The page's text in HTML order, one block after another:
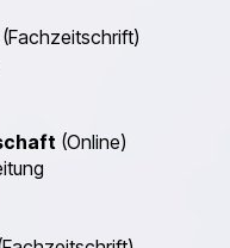
(Fachzeitschrift)
(Online)